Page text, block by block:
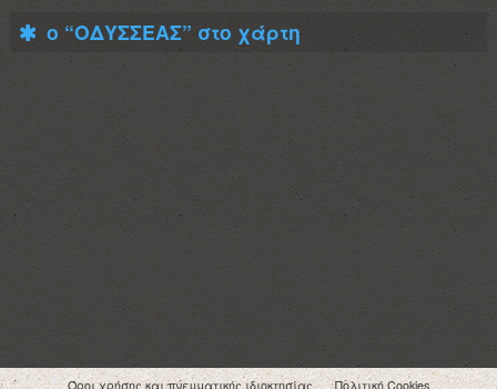
ο “ΟΔΥΣΣΕΑΣ” στο χάρτη
Όροι χρήσης και πνευματικής ιδιοκτησίας Πολιτική Cookies